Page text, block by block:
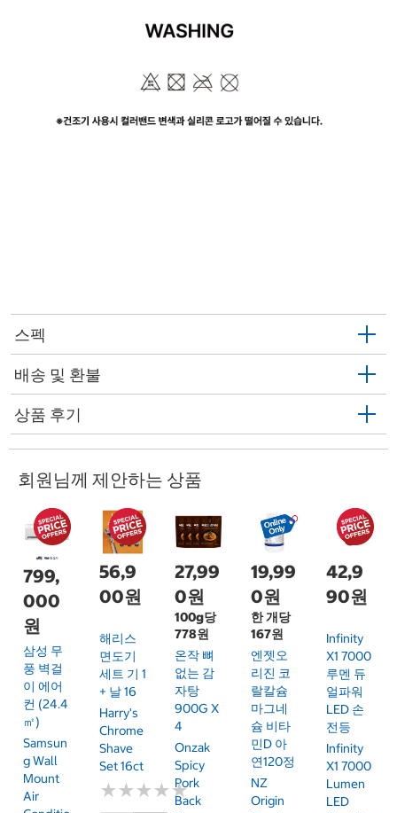
스펙
배송 및 환불
상품 후기
회원님께 제안하는 상품
799,
000
원
삼성 무
풍 벽걸
이 에어
컨 (24.4
㎡)
Samsun
G Wall
Mount
Air
56,9
00원
해리스
면도기
세트 기 1
+ 날 16
Harry's
Chrome
Shave
Set 16ct
★★★★★
★★★★★
27,99
0원
100g당
778원
온작 뼈
없는 감
자탕
900G X
4
Onzak
Spicy
Pork
Back
19,99
0원
한 개당
167원
엔젯오
리진 코
랄칼슘
마그네
슘 비타
민D 아
연120정
NZ
Origin
42,9
90원
Infinity
X1 7000
루멘 듀
얼파워
LED 손
전등
Infinity
X1 7000
Lumen
LED